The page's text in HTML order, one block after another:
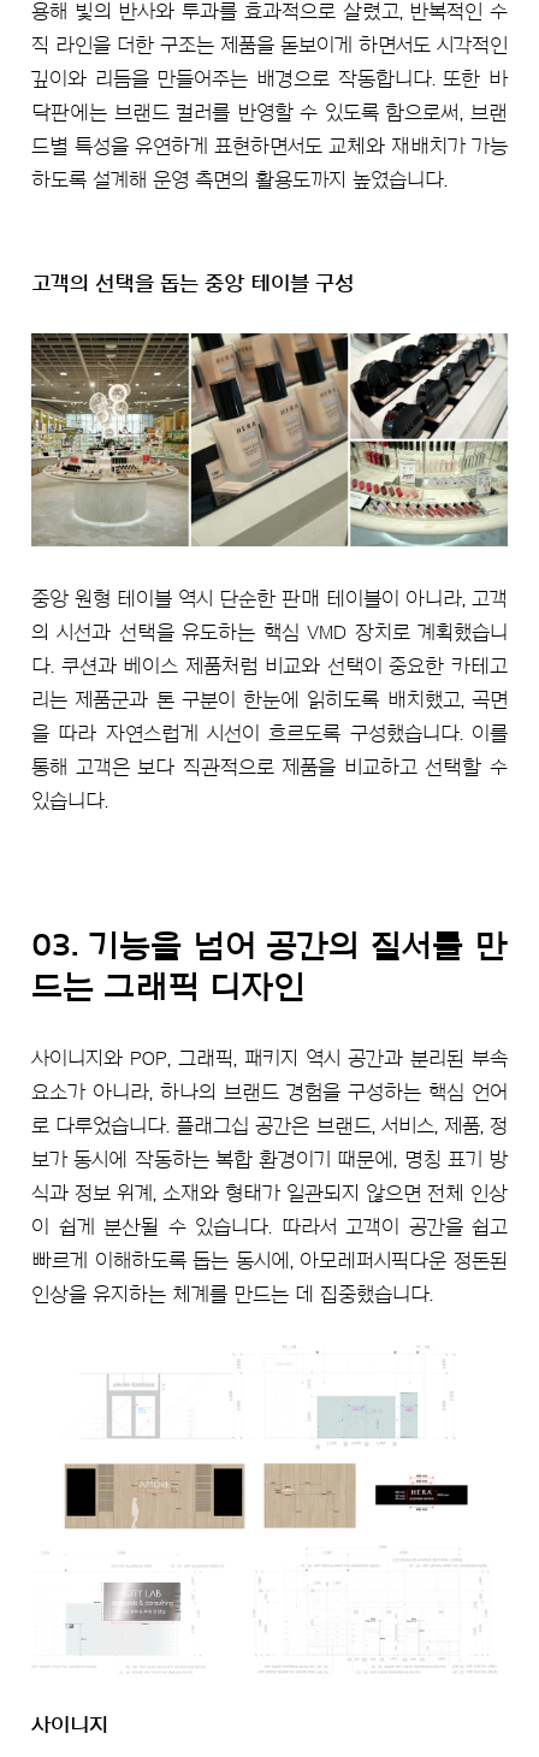
용해 빛의 반사와 투과를 효과적으로 살렸고, 반복적인 수
직 라인을 더한 구조는 제품을 돋보이게 하면서도 시각적인
깊이와 리듬을 만들어주는 배경으로 작동합니다. 또한 바
닥판에는 브랜드 컬러를 반영할 수 있도록 함으로써, 브랜
드별 특성을 유연하게 표현하면서도 교체와 재배치가 가능
하도록 설계해 운영 측면의 활용도까지 높였습니다.
고객의 선택을 돕는 중앙 테이블 구성
중앙 원형 테이블 역시 단순한 판매 테이블이 아니라, 고객
의 시선과 선택을 유도하는 핵심 VMD 장치로 계획했습니
다. 쿠션과 베이스 제품처럼 비교와 선택이 중요한 카테고
리는 제품군과 톤 구분이 한눈에 읽히도록 배치했고, 곡면
을 따라 자연스럽게 시선이 흐르도록 구성했습니다. 이를
통해 고객은 보다 직관적으로 제품을 비교하고 선택할 수
있습니다.
03. 기능을 넘어 공간의 질서를 만
드는 그래픽 디자인
사이니지와 POP, 그래픽, 패키지 역시 공간과 분리된 부속
요소가 아니라, 하나의 브랜드 경험을 구성하는 핵심 언어
로 다루었습니다. 플래그십 공간은 브랜드, 서비스, 제품, 정
보가 동시에 작동하는 복합 환경이기 때문에, 명칭 표기 방
식과 정보 위계, 소재와 형태가 일관되지 않으면 전체 인상
이 쉽게 분산될 수 있습니다. 따라서 고객이 공간을 쉽고
빠르게 이해하도록 돕는 동시에, 아모레퍼시픽다운 정돈된
인상을 유지하는 체계를 만드는 데 집중했습니다.
사이니지